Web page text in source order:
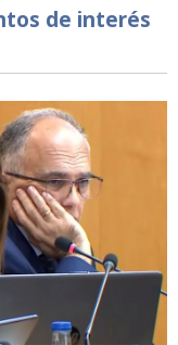
de interés